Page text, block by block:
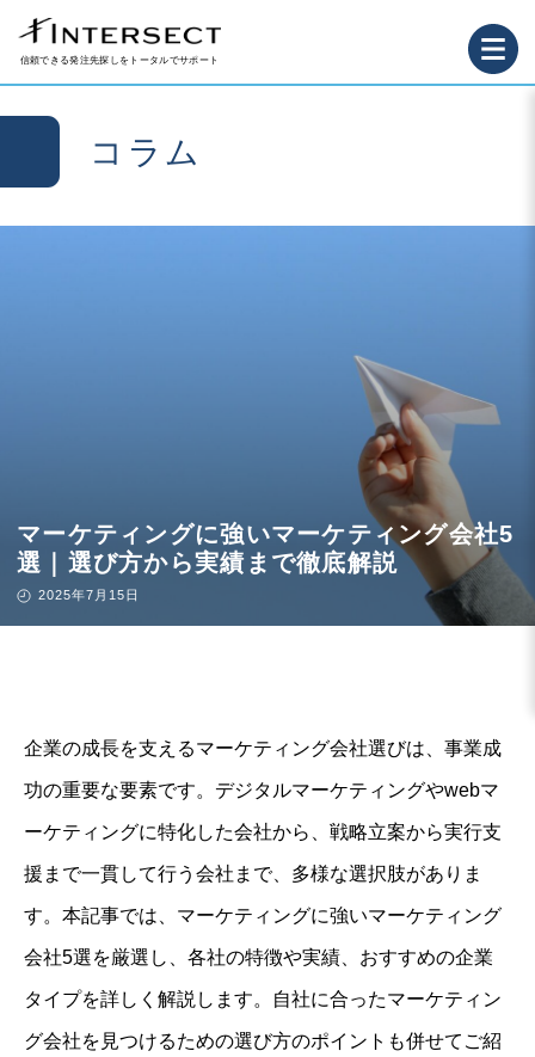
信頼できる発注先探しをトータルでサポート
コラム
マーケティングに強いマーケティング会社5
選｜選び方から実績まで徹底解説
2025年7月15日
企業の成長を支えるマーケティング会社選びは、事業成
功の重要な要素です。デジタルマーケティングやwebマ
ーケティングに特化した会社から、戦略立案から実行支
援まで一貫して行う会社まで、多様な選択肢がありま
す。本記事では、マーケティングに強いマーケティング
会社5選を厳選し、各社の特徴や実績、おすすめの企業
タイプを詳しく解説します。自社に合ったマーケティン
グ会社を見つけるための選び方のポイントも併せてご紹